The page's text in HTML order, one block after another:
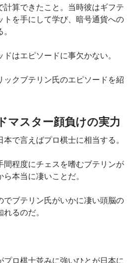
計算できたこと。当時彼はギフテ
トを手にして学び、暗号通貨への
はエピソードに事欠かない。
ックブテリン氏のエピソードを紹
マスター顔負けの実力
で言えばプロ棋士に相当する。
間程度にチェスを嗜むブテリンが
本当に凄いことだ。
でブテリン氏がいかに凄い頭脳の
るのだ。
プロ棋士並みに強いひとが日本に